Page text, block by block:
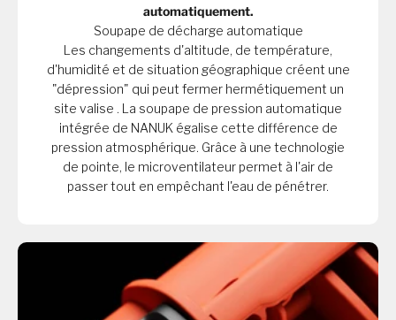
automatiquement.
Soupape de décharge automatique
Les changements d'altitude, de température,
d'humidité et de situation géographique créent une
"dépression" qui peut fermer hermétiquement un
site valise . La soupape de pression automatique
intégrée de NANUK égalise cette différence de
pression atmosphérique. Grâce à une technologie
de pointe, le microventilateur permet à l'air de
passer tout en empêchant l'eau de pénétrer.